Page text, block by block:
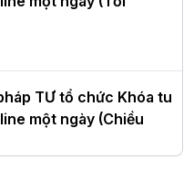
suy
tỉnh
Đề trang
TƯ tổ chức Khóa tu
một ngày (Chiều